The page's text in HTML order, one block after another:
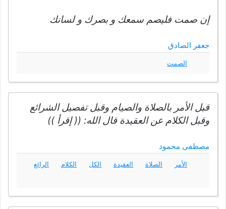
إن صمت فليصم سمعك و بصرك و لسانك
جعفر الصادق
الصمت
قبل الأمر بالصلاة والصيام وقبل تفصيل الشرائع
وقبل الكلام عن العقيدة قال الله: (( إقرأ ))
مصطفى محمود
الأمر الصلاة العقيدة الكل الكلام الرائع